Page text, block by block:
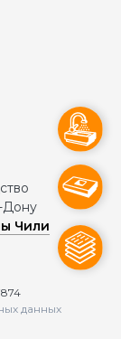
Дону
Чили
данных